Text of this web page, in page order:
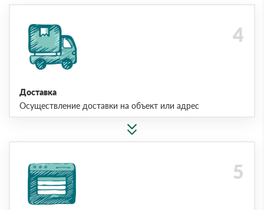
Доставка
Осуществление доставки на объект или адрес